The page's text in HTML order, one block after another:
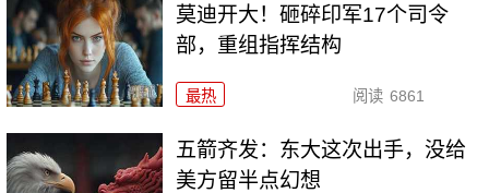
莫迪开大！砸碎印军17个司令
部，重组指挥结构
最热 阅读 6861
五箭齐发：东大这次出手，没给
美方留半点幻想